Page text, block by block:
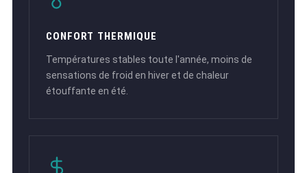
CONFORT THERMIQUE
Températures stables toute l'année, moins de
sensations de froid en hiver et de chaleur
étouffante en été.